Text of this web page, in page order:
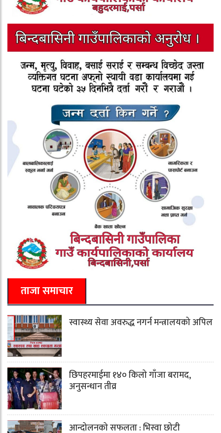
ताजा समाचार
स्वास्थ्य सेवा अवरुद्ध नगर्न मन्त्रालयको अपिल
छिपहरमाईमा १४० किलो गाँजा बरामद,
अनुसन्धान तीव्र
आन्दोलनको सफलता : भिस्वा छोटी